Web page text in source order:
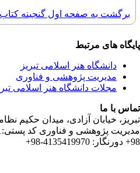
صفحه اول گنجینه کتاب‌|معرفی
مرتبط
هنر اسلامی تبریز
پژوهشی و فناوری
دانشگاه هنر اسلامی تبریز
آزادی، میدان حکیم نظامی،